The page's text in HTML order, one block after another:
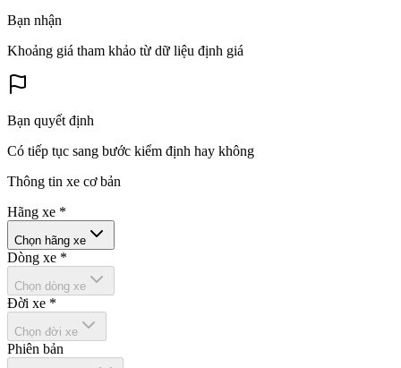
Bạn nhận
Khoảng giá tham khảo từ dữ liệu định giá
Bạn quyết định
Có tiếp tục sang bước kiểm định hay không
Thông tin xe cơ bản
Hãng xe *
Chọn hãng xe
Dòng xe *
Chọn dòng xe
Đời xe *
Chọn đời xe
Phiên bản